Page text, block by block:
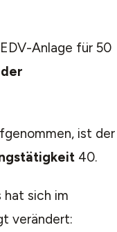
Anlage für 50
ist der
40.
hat sich im
verändert: